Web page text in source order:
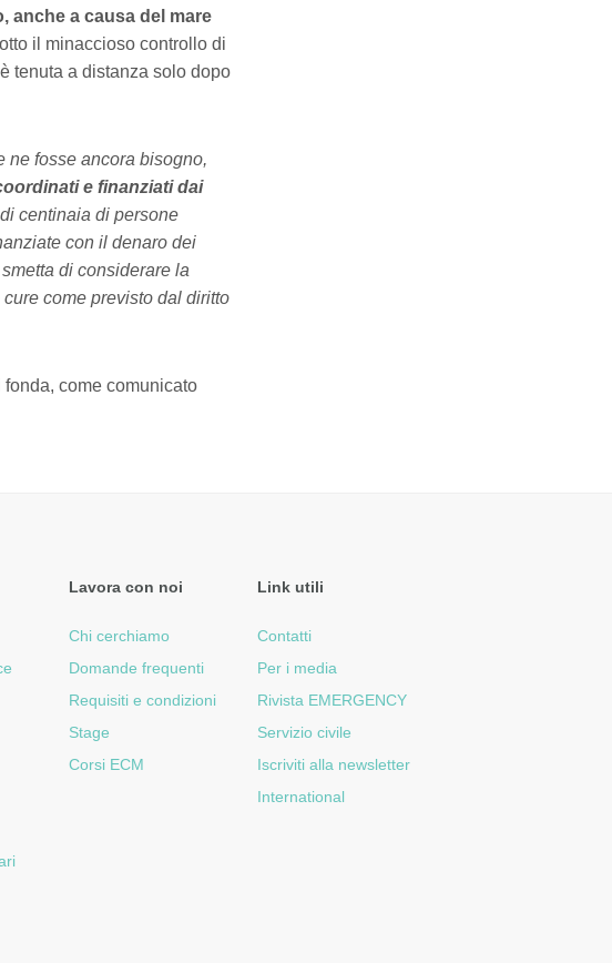
anche a causa del mare
il minaccioso controllo di
tenuta a distanza solo dopo
ne fosse ancora bisogno,
e finanziati dai
centinaia di persone
con il denaro dei
di considerare la
come previsto dal diritto
fonda, come comunicato
Lavora con noi
Chi cerchiamo
Domande frequenti
Requisiti e condizioni
Stage
Corsi ECM
Link utili
Contatti
Per i media
Rivista EMERGENCY
Servizio civile
Iscriviti alla newsletter
International